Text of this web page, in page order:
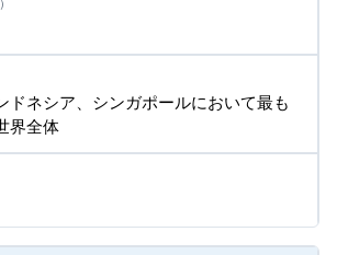
ドネシア、シンガポールにおいて最も
界全体